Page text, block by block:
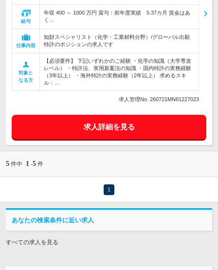
給与
年収 400 ～ 1000 万円 賞与：前年度実績 5.37カ月 賃金はあ
く…
仕事内容
知財スペシャリスト（化学・工業材料分野）/グローバル出願
特許のポジションの求人です
対象と
なる方
【必須要件】 下記いずれかのご経験 ・化学の知識（大学専攻
レベル） ・特許法、実用新案法の知識 ・国内特許の実務経験
（3年以上） ・海外特許の実務経験（2年以上） 求めるスキ
ル：…
求人管理No. 260721MN81227023
求人詳細を見る
5 件中 1 -5 件
1
あなたの検索条件に近い求人
すべての求人を見る